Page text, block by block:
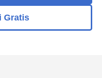
Gratis